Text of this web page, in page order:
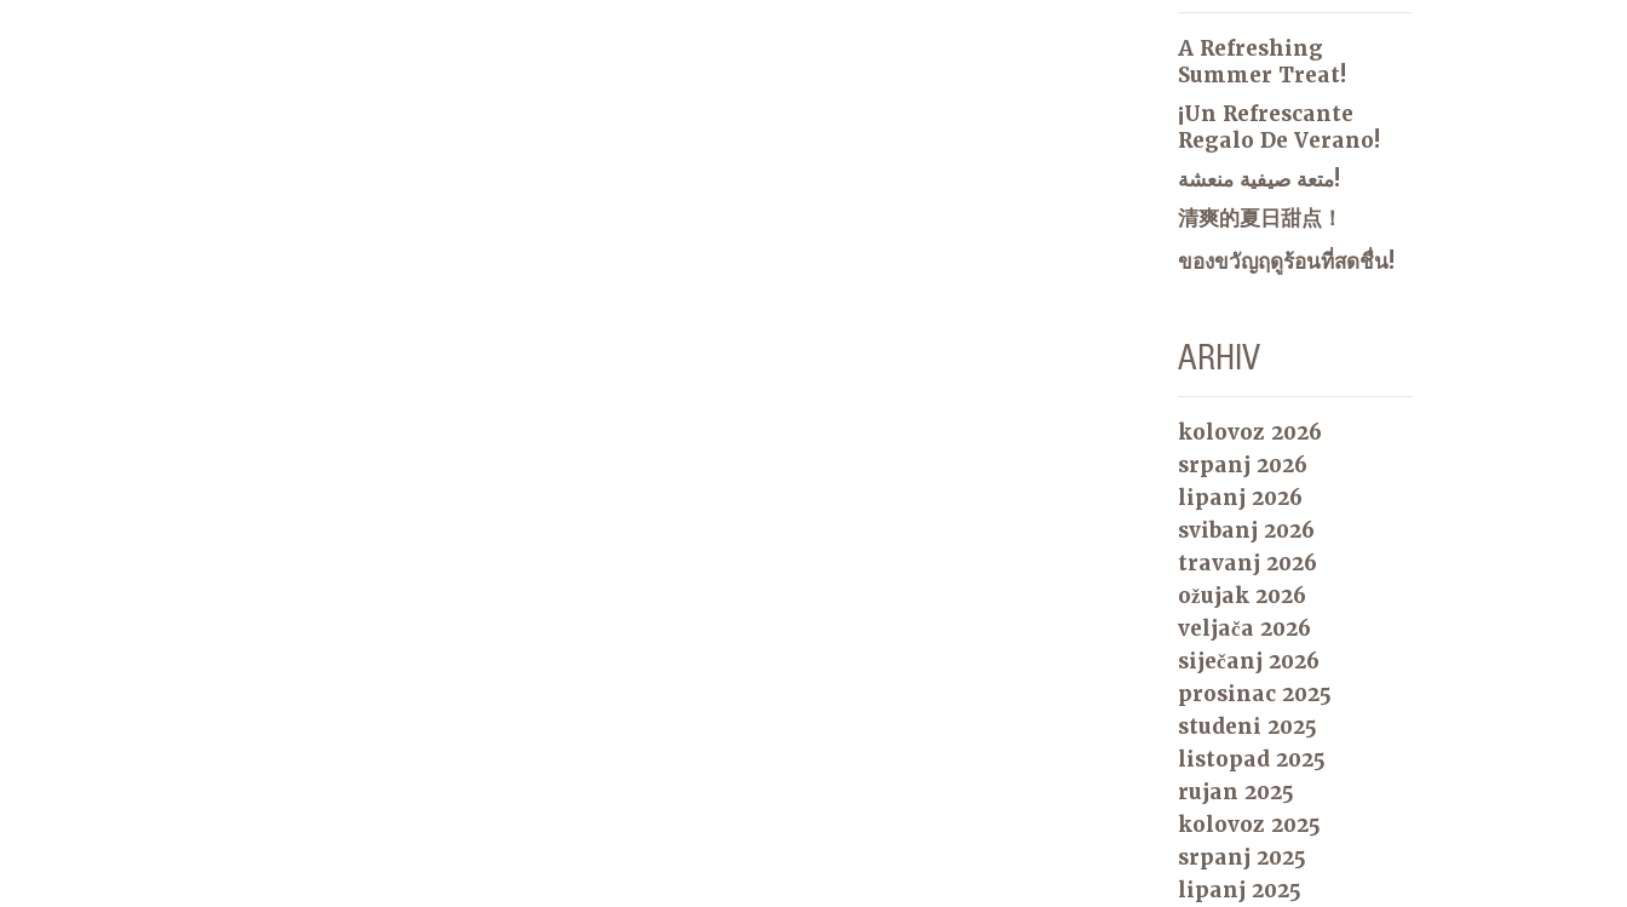
A Refreshing
Summer Treat!
¡Un Refrescante
Regalo De Verano!
متعة صيفية منعشة!
清爽的夏日甜点！
ของขวัญฤดูร้อนที่สดชื่น!
ARHIV
kolovoz 2026
srpanj 2026
lipanj 2026
svibanj 2026
travanj 2026
ožujak 2026
veljača 2026
siječanj 2026
prosinac 2025
studeni 2025
listopad 2025
rujan 2025
kolovoz 2025
srpanj 2025
lipanj 2025